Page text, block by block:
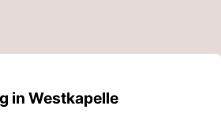
in Westkapelle